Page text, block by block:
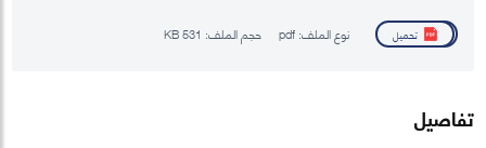
تحميل نوع الملف: pdf حجم الملف: 531 KB
تفاصيل